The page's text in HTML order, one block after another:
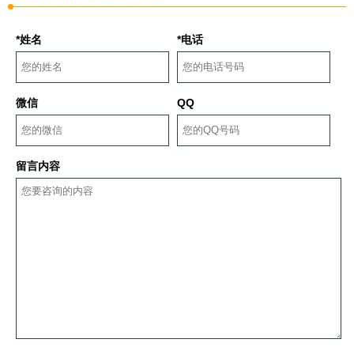
*姓名 *电话
微信 QQ
留言内容